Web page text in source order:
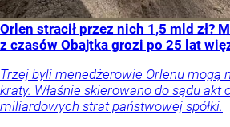
Orlen stracił przez nich 1,5 mld zł?
z czasów Obajtka grozi po 25 lat
Trzej byli menedżerowie Orlenu mogą
kraty. Właśnie skierowano do sądu akt
miliardowych strat państwowej spółki.